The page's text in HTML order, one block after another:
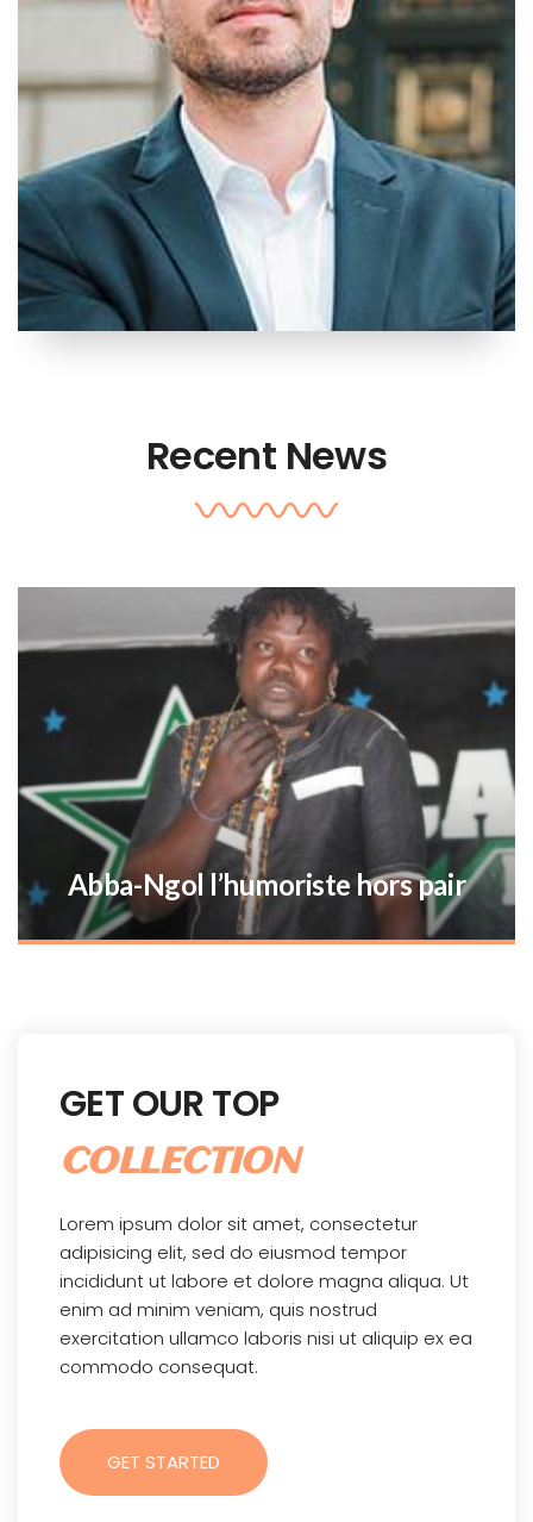
Recent News
Le 1er Café-débat sur la stratégie
d’investissement immobilier au
Tchad : Une opportunité pour les
professionnels, les adeptes et le
partenariat gagnant-gagnant
GET OUR TOP
COLLECTION
Lorem ipsum dolor sit amet, consectetur
adipisicing elit, sed do eiusmod tempor
incididunt ut labore et dolore magna aliqua. Ut
enim ad minim veniam, quis nostrud
exercitation ullamco laboris nisi ut aliquip ex ea
commodo consequat.
GET STARTED